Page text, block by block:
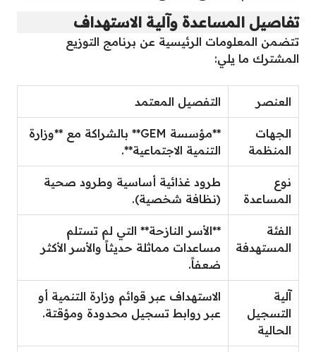
تفاصيل المساعدة وآلية الاستهداف
تتضمن المعلومات الرئيسية عن برنامج التوزيع
المشترك ما يلي:
العنصر التفصيل المعتمد
الجهات
المنظمة
**مؤسسة GEM** بالشراكة مع **وزارة
التنمية الاجتماعية**.
نوع
المساعدة
طرود غذائية أساسية وطرود صحية
(نظافة شخصية).
الفئة
المستهدفة
**الأسر النازحة** التي لم تستلم
مساعدات مماثلة حديثاً والأسر الأكثر
ضعفاً.
آلية
التسجيل
الحالية
الاستهداف عبر قوائم وزارة التنمية أو
عبر روابط تسجيل محدودة ومؤقتة.